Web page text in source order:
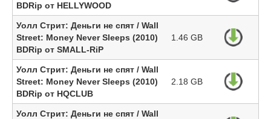
BDRip от HELLYWOOD
Уолл Стрит: Деньги не спят / Wall
Street: Money Never Sleeps (2010)
BDRip от SMALL-RiP
1.46 GB
Уолл Стрит: Деньги не спят / Wall
Street: Money Never Sleeps (2010)
BDRip от HQCLUB
2.18 GB
Уолл Стрит: Деньги не спят / Wall